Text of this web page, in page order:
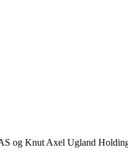
og Knut Axel Ugland